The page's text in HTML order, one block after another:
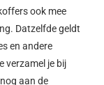
ook mee
Datzelfde geldt
en andere
verzamel je bij
aan de